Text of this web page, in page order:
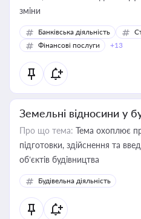
зміни
Банківська діяльність
Фінансові послуги
+13
Земельні відносини у
Про що тема: Тема охоплює
підготовки, здійснення та
об’єктів будівництва
Будівельна діяльність